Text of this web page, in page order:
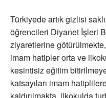
Türkiyede artık gizlisi
öğrencileri Diyanet İşleri
ziyaretlerine
imam hatipler orta ve
kesintisiz eğitim
katsayıları imam